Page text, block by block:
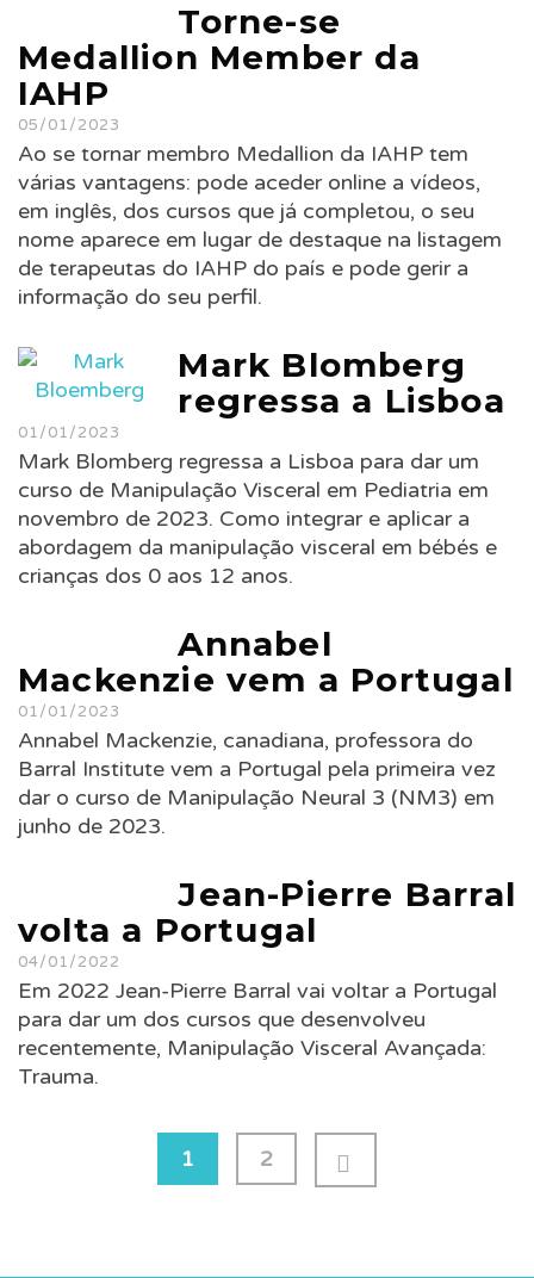
Torne-se
Medallion Member da
IAHP
05/01/2023
Ao se tornar membro Medallion da IAHP tem
várias vantagens: pode aceder online a vídeos,
em inglês, dos cursos que já completou, o seu
nome aparece em lugar de destaque na listagem
de terapeutas do IAHP do país e pode gerir a
informação do seu perfil.
Mark Blomberg
regressa a Lisboa
01/01/2023
Mark Blomberg regressa a Lisboa para dar um
curso de Manipulação Visceral em Pediatria em
novembro de 2023. Como integrar e aplicar a
abordagem da manipulação visceral em bébés e
crianças dos 0 aos 12 anos.
Annabel
Mackenzie vem a Portugal
01/01/2023
Annabel Mackenzie, canadiana, professora do
Barral Institute vem a Portugal pela primeira vez
dar o curso de Manipulação Neural 3 (NM3) em
junho de 2023.
Jean-Pierre Barral
volta a Portugal
04/01/2022
Em 2022 Jean-Pierre Barral vai voltar a Portugal
para dar um dos cursos que desenvolveu
recentemente, Manipulação Visceral Avançada:
Trauma.
Paginação
1 2